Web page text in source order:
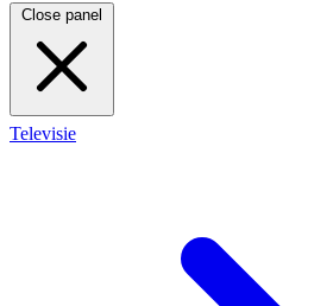
Close panel
Televisie